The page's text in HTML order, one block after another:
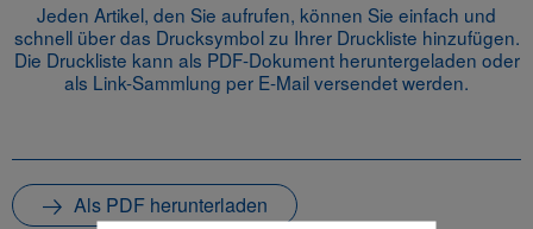
Jeden Artikel, den Sie aufrufen, können Sie einfach und
schnell über das Drucksymbol zu Ihrer Druckliste hinzufügen.
Die Druckliste kann als PDF-Dokument heruntergeladen oder
als Link-Sammlung per E-Mail versendet werden.
Als PDF herunterladen